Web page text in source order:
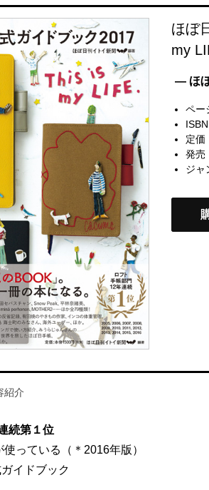
ほぼ
my
— ほ
ペー
定価
発売
ジャ
紹介
続第１位
使っている（＊2016年版）
イドブック